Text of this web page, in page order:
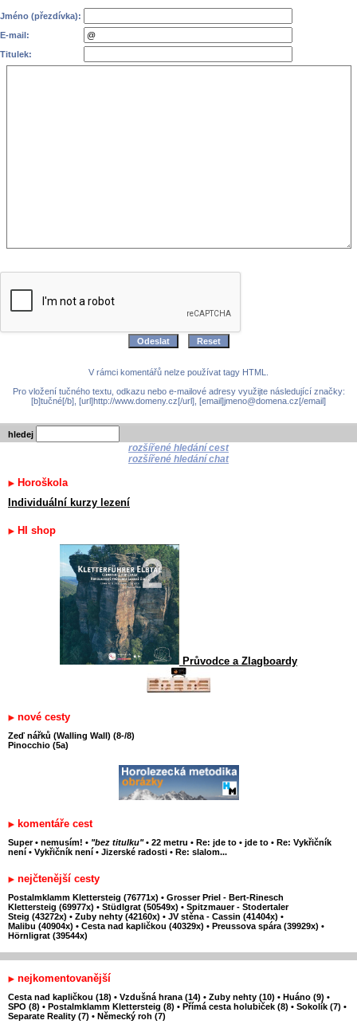
Jméno (přezdívka):
E-mail:
Titulek:
V rámci komentářů nelze používat tagy HTML.
Pro vložení tučného textu, odkazu nebo e-mailové adresy využijte následující značky:
[b]tučné[/b], [url]http://www.domeny.cz[/url], [email]jmeno@domena.cz[/email]
hledej
rozšířené hledání cest
rozšířené hledání chat
Horoškola
Individuální kurzy lezení
HI shop
Průvodce a Zlagboardy
nové cesty
Zeď nářků (Walling Wall) (8-/8)
Pinocchio (5a)
komentáře cest
Super • nemusím! • "bez titulku" • 22 metru • Re: jde to • jde to • Re: Vykřičník
není • Vykřičník není • Jizerské radosti • Re: slalom...
nejčtenější cesty
Postalmklamm Klettersteig (76771x) • Grosser Priel - Bert-Rinesch
Klettersteig (69977x) • Stüdlgrat (50549x) • Spitzmauer - Stodertaler
Steig (43272x) • Zuby nehty (42160x) • JV stěna - Cassin (41404x) •
Malibu (40904x) • Cesta nad kapličkou (40329x) • Preussova spára (39929x) •
Hörnligrat (39544x)
nejkomentovanější
Cesta nad kapličkou (18) • Vzdušná hrana (14) • Zuby nehty (10) • Huáno (9) •
SPO (8) • Postalmklamm Klettersteig (8) • Přímá cesta holubiček (8) • Sokolík (7) •
Separate Reality (7) • Německý roh (7)